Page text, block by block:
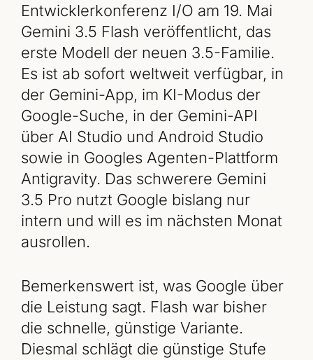
Entwicklerkonferenz I/O am 19. Mai
Gemini 3.5 Flash veröffentlicht, das
erste Modell der neuen 3.5-Familie.
Es ist ab sofort weltweit verfügbar, in
der Gemini-App, im KI-Modus der
Google-Suche, in der Gemini-API
über AI Studio und Android Studio
sowie in Googles Agenten-Plattform
Antigravity. Das schwerere Gemini
3.5 Pro nutzt Google bislang nur
intern und will es im nächsten Monat
ausrollen.
Bemerkenswert ist, was Google über
die Leistung sagt. Flash war bisher
die schnelle, günstige Variante.
Diesmal schlägt die günstige Stufe